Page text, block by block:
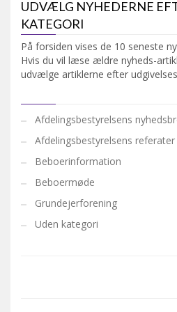
UDVÆLG NYHEDERNE
KATEGORI
På forsiden vises de 10 seneste
Hvis du vil læse ældre nyheds-
udvælge artiklerne efter
Afdelingsbestyrelsens
Afdelingsbestyrelsens referater
Beboerinformation
Beboermøde
Grundejerforening
Uden kategori